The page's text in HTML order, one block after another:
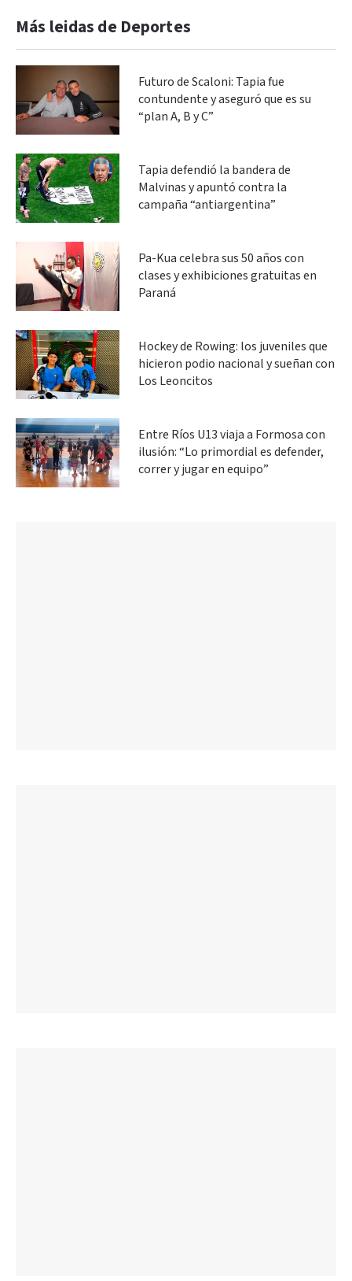
Más leidas de Deportes
Futuro de Scaloni: Tapia fue
contundente y aseguró que es su
“plan A, B y C”
Tapia defendió la bandera de
Malvinas y apuntó contra la
campaña “antiargentina”
Pa-Kua celebra sus 50 años con
clases y exhibiciones gratuitas en
Paraná
Hockey de Rowing: los juveniles que
hicieron podio nacional y sueñan con
Los Leoncitos
Entre Ríos U13 viaja a Formosa con
ilusión: “Lo primordial es defender,
correr y jugar en equipo”